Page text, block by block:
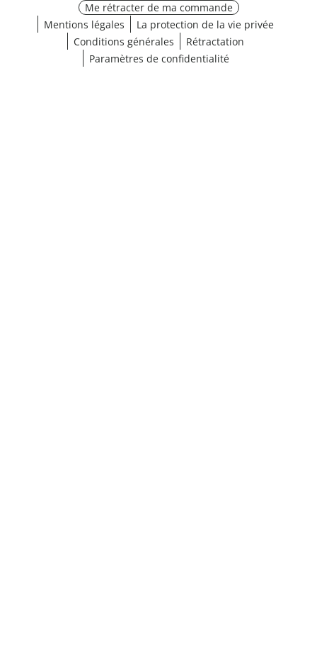
Me rétracter de ma commande
Mentions légales
La protection de la vie privée
Conditions générales
Rétractation
Paramètres de confidentialité